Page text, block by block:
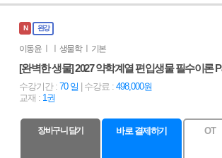
N 완강
이동윤 ㅣ ㅣ 생물학 ㅣ 기본
[완벽한 생물] 2027 약학계열 편입생물 필수이론
수강기간 : 70 일 | 수강료 : 498,000원
교재 : 1권
장바구니 담기 바로 결제하기 OT